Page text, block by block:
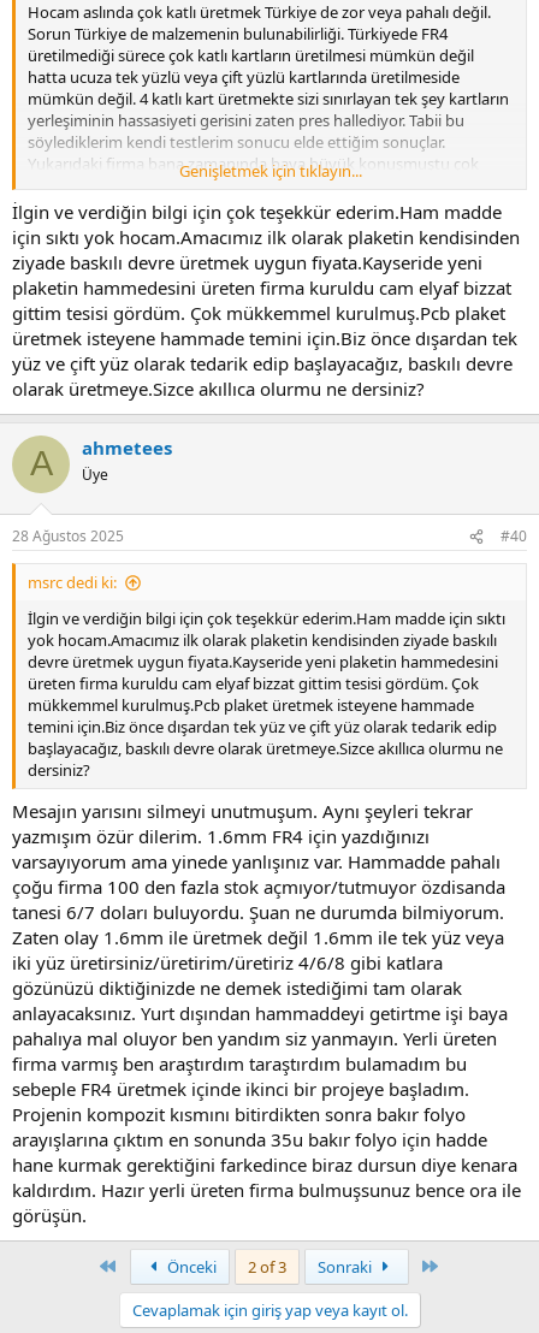
Hocam aslında çok katlı üretmek Türkiye de zor veya pahalı değil.
Sorun Türkiye de malzemenin bulunabilirliği. Türkiyede FR4
üretilmediği sürece çok katlı kartların üretilmesi mümkün değil
hatta ucuza tek yüzlü veya çift yüzlü kartlarında üretilmeside
mümkün değil. 4 katlı kart üretmekte sizi sınırlayan tek şey kartların
yerleşiminin hassasiyeti gerisini zaten pres hallediyor. Tabii bu
söylediklerim kendi testlerim sonucu elde ettiğim sonuçlar.
Yukarıdaki firma bana zamanında baya büyük konuşmuştu çok
teknolojiğiz, en iyisiyiz, en büyüğüz gibi gerçi konuşmaları konyada
bir üniversitede kurulmuş bir firma vardı oda öyle söylemişti.
Hocam sorduğum zaman firma bana büyük konuşmuştu. En iyisi
biziz, en teknolojik biziz, en büyük biziz gibi. Gerçi aynı sözleri
Konyada başka bir firmada söylemişti. Üretiyor mu üretmiyor mu
bilmiyorum. Türkiyede FR4 veya genel adı ile CCL üretilmediği
sürece çok katlı devre kartlarını üretmek sürdürülebilir değil. Çünkü
gerekli malzemeyi stoklu bulmak çoğu zaman mümkün olmuyor.
Malzeme her şart altında bulabileceğin birşey olsa mesal sanayide ki
malzemeciler gibi gidersin C45'i her şart altında bulursun işte böyle
Genişletmek için tıklayın...
İlgin ve verdiğin bilgi için çok teşekkür ederim.Ham madde
için sıktı yok hocam.Amacımız ilk olarak plaketin kendisinden
ziyade baskılı devre üretmek uygun fiyata.Kayseride yeni
plaketin hammedesini üreten firma kuruldu cam elyaf bizzat
gittim tesisi gördüm. Çok mükkemmel kurulmuş.Pcb plaket
üretmek isteyene hammade temini için.Biz önce dışardan tek
yüz ve çift yüz olarak tedarik edip başlayacağız, baskılı devre
olarak üretmeye.Sizce akıllıca olurmu ne dersiniz?
A ahmetees
Üye
28 Ağustos 2025 #40
msrc dedi ki:
İlgin ve verdiğin bilgi için çok teşekkür ederim.Ham madde için sıktı
yok hocam.Amacımız ilk olarak plaketin kendisinden ziyade baskılı
devre üretmek uygun fiyata.Kayseride yeni plaketin hammedesini
üreten firma kuruldu cam elyaf bizzat gittim tesisi gördüm. Çok
mükkemmel kurulmuş.Pcb plaket üretmek isteyene hammade
temini için.Biz önce dışardan tek yüz ve çift yüz olarak tedarik edip
başlayacağız, baskılı devre olarak üretmeye.Sizce akıllıca olurmu ne
dersiniz?
Mesajın yarısını silmeyi unutmuşum. Aynı şeyleri tekrar
yazmışım özür dilerim. 1.6mm FR4 için yazdığınızı
varsayıyorum ama yinede yanlışınız var. Hammadde pahalı
çoğu firma 100 den fazla stok açmıyor/tutmuyor özdisanda
tanesi 6/7 doları buluyordu. Şuan ne durumda bilmiyorum.
Zaten olay 1.6mm ile üretmek değil 1.6mm ile tek yüz veya
iki yüz üretirsiniz/üretirim/üretiriz 4/6/8 gibi katlara
gözünüzü diktiğinizde ne demek istediğimi tam olarak
anlayacaksınız. Yurt dışından hammaddeyi getirtme işi baya
pahalıya mal oluyor ben yandım siz yanmayın. Yerli üreten
firma varmış ben araştırdım taraştırdım bulamadım bu
sebeple FR4 üretmek içinde ikinci bir projeye başladım.
Projenin kompozit kısmını bitirdikten sonra bakır folyo
arayışlarına çıktım en sonunda 35u bakır folyo için hadde
hane kurmak gerektiğini farkedince biraz dursun diye kenara
kaldırdım. Hazır yerli üreten firma bulmuşsunuz bence ora ile
görüşün.
Önceki 2 of 3 Sonraki
Cevaplamak için giriş yap veya kayıt ol.